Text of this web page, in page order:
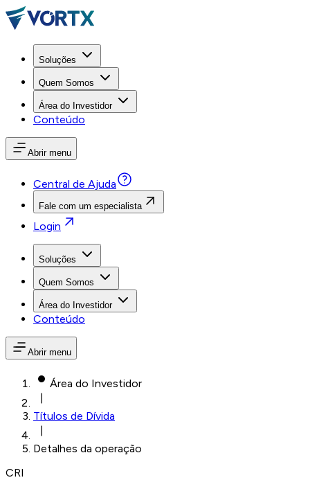
Soluções
Quem Somos
Área do Investidor
Conteúdo
Abrir menu
Central de Ajuda
Fale com um especialista
Login
Soluções
Quem Somos
Área do Investidor
Conteúdo
Abrir menu
Área do Investidor
Títulos de Dívida
Detalhes da operação
CRI